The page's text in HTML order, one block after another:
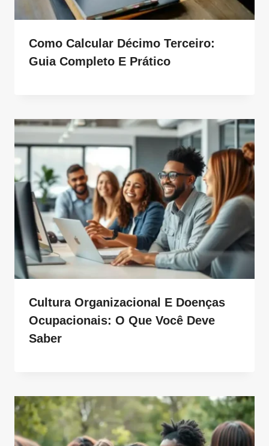
Como Calcular Décimo Terceiro:
Guia Completo E Prático
Cultura Organizacional E Doenças
Ocupacionais: O Que Você Deve
Saber